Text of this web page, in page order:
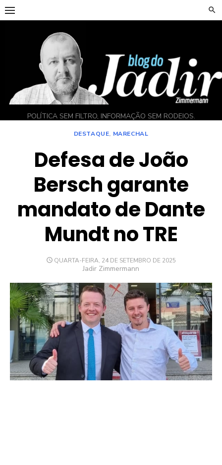
Skip
to
POLÍTICA SEM FILTRO, INFORMAÇÃO SEM RODEIOS.
DESTAQUE, MARECHAL
Defesa de João
Bersch garante
mandato de Dante
Mundt no TRE
POSTED
QUARTA-FEIRA, 24 DE SETEMBRO DE 2025
Author
Jadir Zimmermann